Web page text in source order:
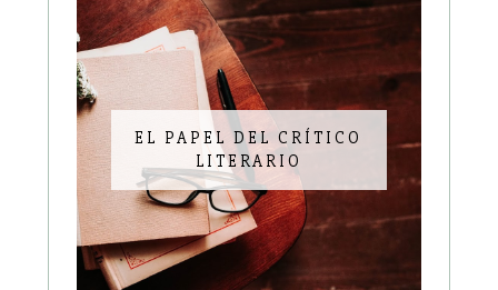
EL PAPEL DEL CRÍTICO
LITERARIO